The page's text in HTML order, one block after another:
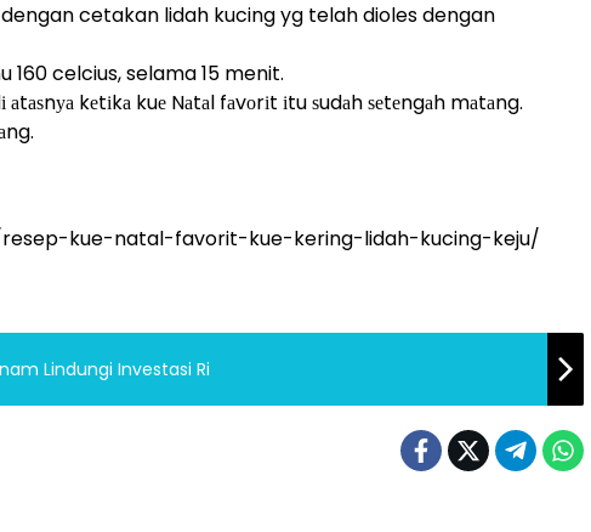
cetakan lidah kucing yg telah dioles dengan
160 celcius, selama 15 menit.
kеtіkа kuе Nаtаl fаvоrіt іtu ѕudаh ѕеtеngаh mаtаng.
kue-natal-favorit-kue-kering-lidah-kucing-keju/
Lindungi Investasi Ri